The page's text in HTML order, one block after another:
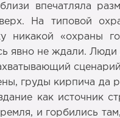
впечатляла
На типовой
никакой «охраны
явно не ждали. Люди
груды кирпича да
как источник
и горбились